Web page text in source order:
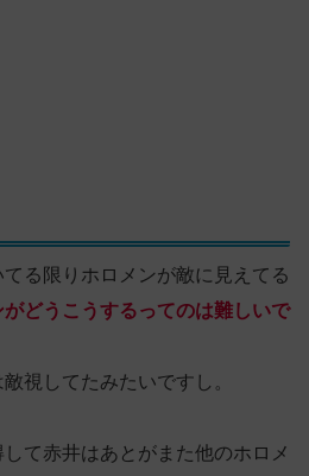
る限りホロメンが敵に見えてる
がどうこうするってのは難しいで
視してたみたいですし。
て赤井はあとがまた他のホロメ